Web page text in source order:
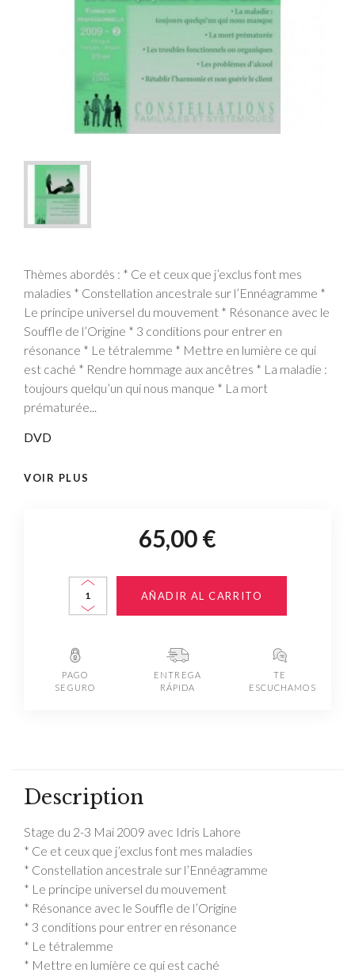
Thèmes abordés : * Ce et ceux que j’exclus font mes
maladies * Constellation ancestrale sur l’Ennéagramme *
Le principe universel du mouvement * Résonance avec le
Souffle de l’Origine * 3 conditions pour entrer en
résonance * Le tétralemme * Mettre en lumière ce qui
est caché * Rendre hommage aux ancêtres * La maladie :
toujours quelqu’un qui nous manque * La mort
prématurée...
DVD
VOIR PLUS
65,00 €
AÑADIR AL CARRITO
PAGO
SEGURO
ENTREGA
RÁPIDA
TE
ESCUCHAMOS
Description
Stage du 2-3 Mai 2009 avec Idris Lahore
* Ce et ceux que j’exclus font mes maladies
* Constellation ancestrale sur l’Ennéagramme
* Le principe universel du mouvement
* Résonance avec le Souffle de l’Origine
* 3 conditions pour entrer en résonance
* Le tétralemme
* Mettre en lumière ce qui est caché